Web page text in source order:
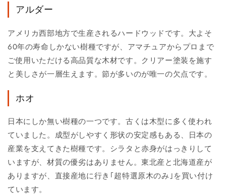
アルダー
アメリカ西部地方で生産されるハードウッドです。大よそ
60年の寿命しかない樹種ですが、アマチュアからプロまで
ご使用いただける高品質な木材です。クリアー塗装を施す
と美しさが一層生えます。節が多いのが唯一の欠点です。
ホオ
日本にしか無い樹種の一つです。古くは木型に多く使われ
ていました。成型がしやすく形状の安定感もある、日本の
産業を支えてきた樹種です。シラタと赤身がはっきりして
いますが、材質の優劣はありません。東北産と北海道産が
ありますが、直接産地に行き｢超特選原木のみ｣を買い付け
ています。